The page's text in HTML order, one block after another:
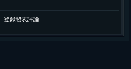
登錄發表評論